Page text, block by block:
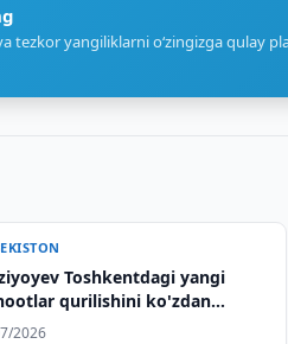
tezkor yangiliklarni o‘zingizga qulay
Toshkentdagi yangi
qurilishini ko'zdan
2026